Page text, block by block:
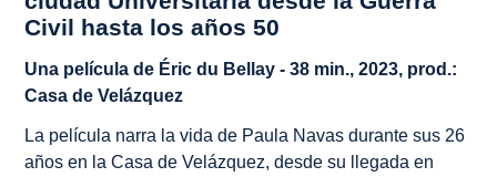
Civil hasta los años 50
Una película de Éric du Bellay - 38 min., 2023, prod.:
Casa de Velázquez
La película narra la vida de Paula Navas durante sus 26
años en la Casa de Velázquez, desde su llegada en